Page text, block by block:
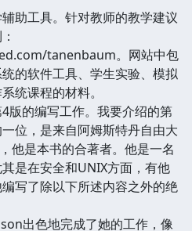
助工具。针对教师的教学建议
tanenbaum。网站中包
的软件工具、学生实验、模拟
统课程的材料。
版的编写工作。我要介绍的第
位，是来自阿姆斯特丹自由大
他是本书的合著者。他是一名
是在安全和UNIX方面，有他
写了除以下所述内容之外的绝
出色地完成了她的工作，像